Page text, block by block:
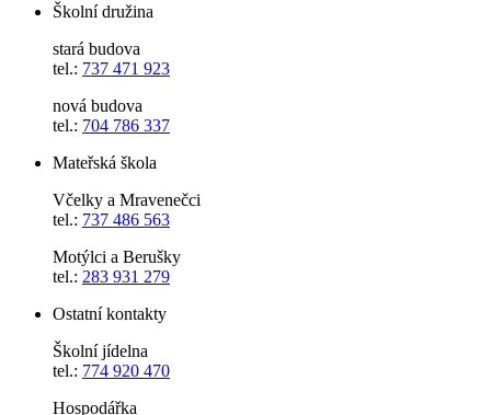
Školní družina
stará budova
tel.: 737 471 923
nová budova
tel.: 704 786 337
Mateřská škola
Včelky a Mravenečci
tel.: 737 486 563
Motýlci a Berušky
tel.: 283 931 279
Ostatní kontakty
Školní jídelna
tel.: 774 920 470
Hospodářka